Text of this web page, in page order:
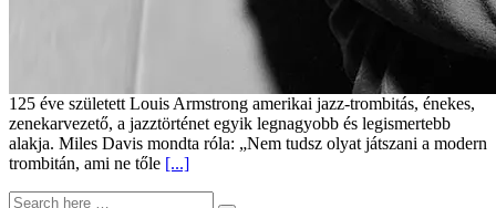
125 éve született Louis Armstrong amerikai jazz-trombitás, énekes,
zenekarvezető, a jazztörténet egyik legnagyobb és legismertebb
alakja. Miles Davis mondta róla: „Nem tudsz olyat játszani a modern
trombitán, ami ne tőle [...]